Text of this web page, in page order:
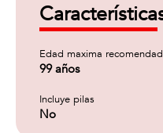
Edad maxima
99 años
Incluye pilas
No